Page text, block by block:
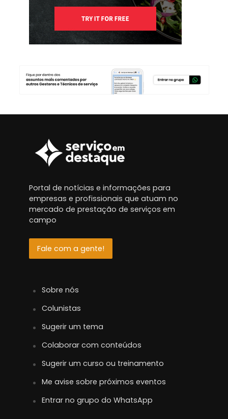
Portal de notícias e informações para
empresas e profissionais que atuam no
mercado de prestação de serviços em
campo
Fale com a gente!
Sobre nós
Colunistas
Sugerir um tema
Colaborar com conteúdos
Sugerir um curso ou treinamento
Me avise sobre próximos eventos
Entrar no grupo do WhatsApp